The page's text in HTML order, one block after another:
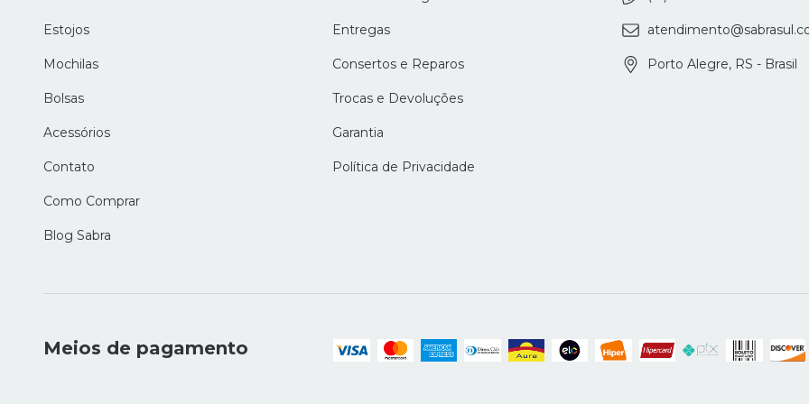
Estojos
Mochilas
Bolsas
Acessórios
Contato
Como Comprar
Blog Sabra
Entregas
Consertos e Reparos
Trocas e Devoluções
Garantia
Política de Privacidade
Porto Alegre, RS - Brasil
Meios de pagamento